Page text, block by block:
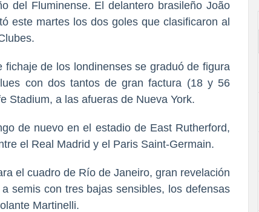
del Fluminense. El delantero brasileño João
este martes los dos goles que clasificaron al
de los londinenses se graduó de figura
con dos tantos de gran factura (18 y 56
Stadium, a las afueras de Nueva York.
de nuevo en el estadio de East Rutherford,
el Real Madrid y el Paris Saint-Germain.
el cuadro de Río de Janeiro, gran revelación
semis con tres bajas sensibles, los defensas
Martinelli.